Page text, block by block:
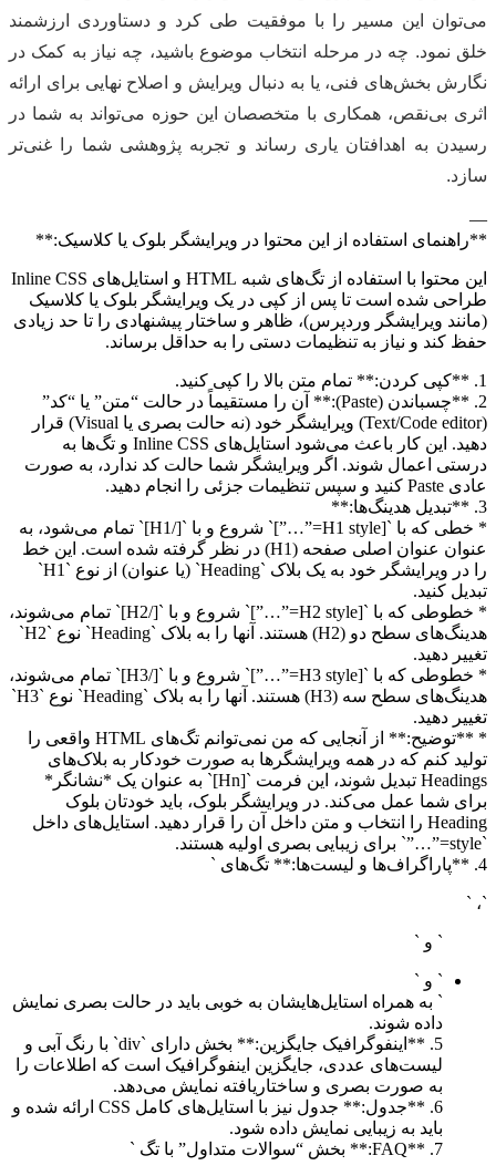
می‌توان این مسیر را با موفقیت طی کرد و دستاوردی ارزشمند
خلق نمود. چه در مرحله انتخاب موضوع باشید، چه نیاز به کمک در
نگارش بخش‌های فنی، یا به دنبال ویرایش و اصلاح نهایی برای ارائه
اثری بی‌نقص، همکاری با متخصصان این حوزه می‌تواند به شما در
رسیدن به اهدافتان یاری رساند و تجربه پژوهشی شما را غنی‌تر
سازد.
—
**راهنمای استفاده از این محتوا در ویرایشگر بلوک یا کلاسیک:**
این محتوا با استفاده از تگ‌های شبه HTML و استایل‌های Inline CSS
طراحی شده است تا پس از کپی در یک ویرایشگر بلوک یا کلاسیک
(مانند ویرایشگر وردپرس)، ظاهر و ساختار پیشنهادی را تا حد زیادی
حفظ کند و نیاز به تنظیمات دستی را به حداقل برساند.
1. **کپی کردن:** تمام متن بالا را کپی کنید.
2. **چسباندن (Paste):** آن را مستقیماً در حالت “متن” یا “کد”
(Text/Code editor) ویرایشگر خود (نه حالت بصری یا Visual) قرار
دهید. این کار باعث می‌شود استایل‌های Inline CSS و تگ‌ها به
درستی اعمال شوند. اگر ویرایشگر شما حالت کد ندارد، به صورت
عادی Paste کنید و سپس تنظیمات جزئی را انجام دهید.
3. **تبدیل هدینگ‌ها:**
* خطی که با `[H1 style=”…”]` شروع و با `[/H1]` تمام می‌شود، به
عنوان عنوان اصلی صفحه (H1) در نظر گرفته شده است. این خط
را در ویرایشگر خود به یک بلاک `Heading` (یا عنوان) از نوع `H1`
تبدیل کنید.
* خطوطی که با `[H2 style=”…”]` شروع و با `[/H2]` تمام می‌شوند،
هدینگ‌های سطح دو (H2) هستند. آنها را به بلاک `Heading` نوع `H2`
تغییر دهید.
* خطوطی که با `[H3 style=”…”]` شروع و با `[/H3]` تمام می‌شوند،
هدینگ‌های سطح سه (H3) هستند. آنها را به بلاک `Heading` نوع `H3`
تغییر دهید.
* **توضیح:** از آنجایی که من نمی‌توانم تگ‌های HTML واقعی را
تولید کنم که در همه ویرایشگرها به صورت خودکار به بلاک‌های
Headings تبدیل شوند، این فرمت `[Hn]` به عنوان یک *نشانگر*
برای شما عمل می‌کند. در ویرایشگر بلوک، باید خودتان بلوک
Heading را انتخاب و متن داخل آن را قرار دهید. استایل‌های داخل
`style=”…”` برای زیبایی بصری اولیه هستند.
4. **پاراگراف‌ها و لیست‌ها:** تگ‌های `
`، `
` و `
` و `
` به همراه استایل‌هایشان به خوبی باید در حالت بصری نمایش
داده شوند.
5. **اینفوگرافیک جایگزین:** بخش دارای `div` با رنگ آبی و
لیست‌های عددی، جایگزین اینفوگرافیک است که اطلاعات را
به صورت بصری و ساختاریافته نمایش می‌دهد.
6. **جدول:** جدول نیز با استایل‌های کامل CSS ارائه شده و
باید به زیبایی نمایش داده شود.
7. **FAQ:** بخش “سوالات متداول” با تگ `